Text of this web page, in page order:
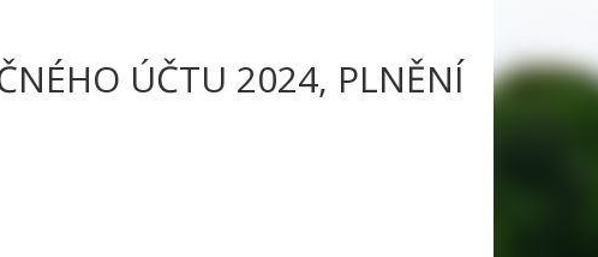
ÚČTU 2024, PLNĚNÍ